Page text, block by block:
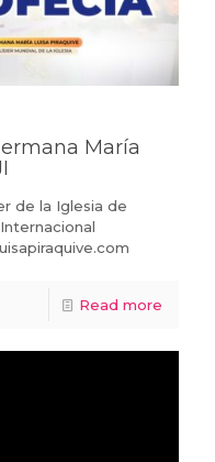
María
de la Iglesia de
Read more